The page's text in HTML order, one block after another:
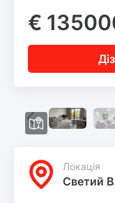
€
Локацiя
Светий